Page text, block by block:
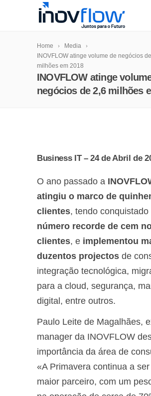
Home
Media
INOVFLOW atinge volume de negócios
milhões em 2018
INOVFLOW atinge
negócios de 2,6 milhões
Business IT – 24 de Abril de
O ano passado a
atingiu o marco de
clientes, tendo conquistado
número recorde de cem
clientes, e implementou
duzentos projectos de
integração tecnológica,
para a cloud, segurança,
digital, entre outros.
Paulo Leite de Magalhães,
manager da INOVFLOW
importância da área de
«A Primavera continua a
maior parceiro, com um